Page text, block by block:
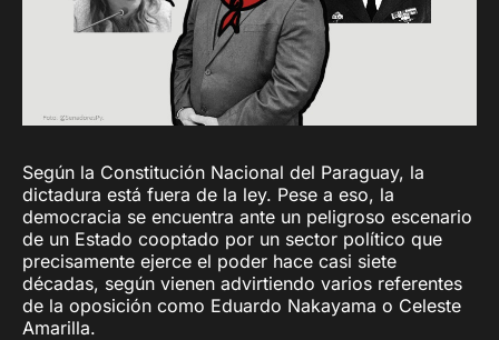
Según la Constitución Nacional del Paraguay, la
dictadura está fuera de la ley. Pese a eso, la
democracia se encuentra ante un peligroso escenario
de un Estado cooptado por un sector político que
precisamente ejerce el poder hace casi siete
décadas, según vienen advirtiendo varios referentes
de la oposición como Eduardo Nakayama o Celeste
Amarilla.